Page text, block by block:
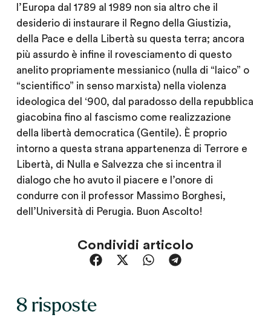
l’Europa dal 1789 al 1989 non sia altro che il
desiderio di instaurare il Regno della Giustizia,
della Pace e della Libertà su questa terra; ancora
più assurdo è infine il rovesciamento di questo
anelito propriamente messianico (nulla di “laico” o
“scientifico” in senso marxista) nella violenza
ideologica del ‘900, dal paradosso della repubblica
giacobina fino al fascismo come realizzazione
della libertà democratica (Gentile). È proprio
intorno a questa strana appartenenza di Terrore e
Libertà, di Nulla e Salvezza che si incentra il
dialogo che ho avuto il piacere e l’onore di
condurre con il professor Massimo Borghesi,
dell’Università di Perugia. Buon Ascolto!
Condividi articolo
8 risposte